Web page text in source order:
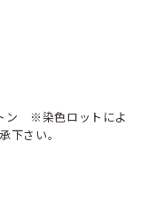
※染色ロットによ
下さい。